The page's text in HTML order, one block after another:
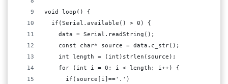
void loop() {
  if(Serial.available() > 0) {
    data = Serial.readString();
    const char* source = data.c_str();
    int length = (int)strlen(source);
    for (int i = 0; i < length; i++) {
      if(source[i]=='.')